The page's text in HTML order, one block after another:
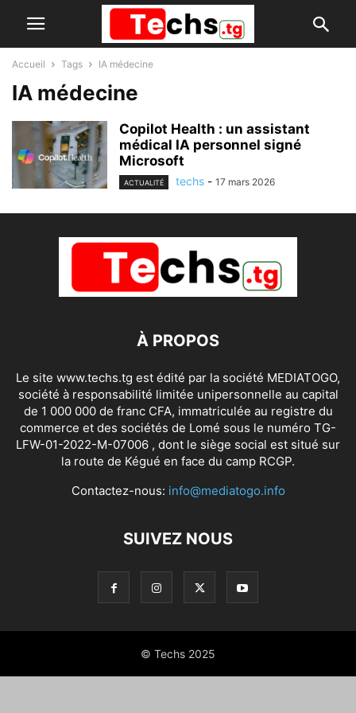
Accueil Tags IA médecine
IA médecine
Copilot Health : un assistant
médical IA personnel signé
Microsoft
ACTUALITÉ techs - 17 mars 2026
À PROPOS
Le site www.techs.tg est édité par la société MEDIATOGO,
société à responsabilité limitée unipersonnelle au capital
de 1 000 000 de franc CFA, immatriculée au registre du
commerce et des sociétés de Lomé sous le numéro TG-
LFW-01-2022-M-07006 , dont le siège social est situé sur
la route de Kégué en face du camp RCGP.
Contactez-nous: info@mediatogo.info
SUIVEZ NOUS
© Techs 2025